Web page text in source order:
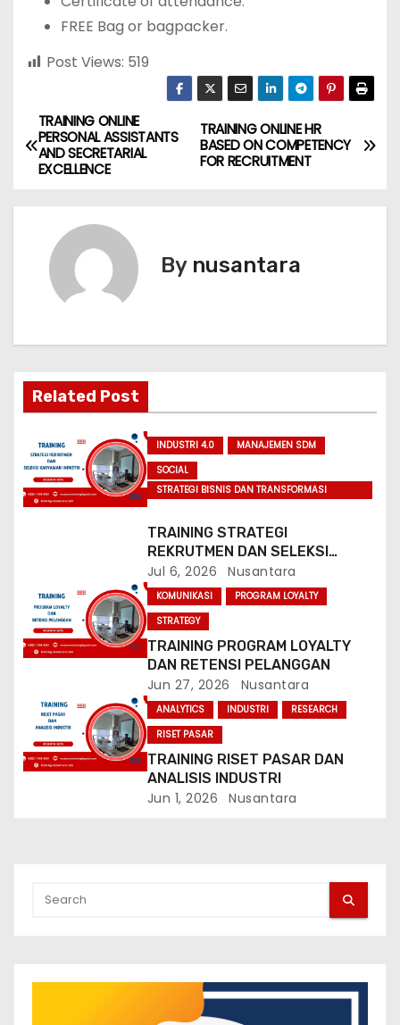
FREE Bag or bagpacker.
Post Views: 519
P
o
s
v
a
t
n
TRAINING ONLINE HR
BASED ON COMPETENCY
FOR RECRUITMENT
TRAINING ONLINE
PERSONAL ASSISTANTS
AND SECRETARIAL
EXCELLENCE
By nusantara
Related Post
INDUSTRI 4.0
MANAJEMEN SDM
SOCIAL
STRATEGI BISNIS DAN TRANSFORMASI
TRAINING STRATEGI
REKRUTMEN DAN SELEKSI
KARYAWAN INDUSTRI
Jul 6, 2026 Nusantara
KOMUNIKASI
PROGRAM LOYALTY
STRATEGY
TRAINING PROGRAM LOYALTY
DAN RETENSI PELANGGAN
Jun 27, 2026 Nusantara
ANALYTICS INDUSTRI
RESEARCH
RISET PASAR
TRAINING RISET PASAR DAN
ANALISIS INDUSTRI
Jun 1, 2026 Nusantara